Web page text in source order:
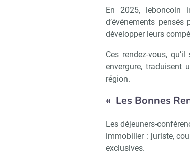
En 2025, leboncoin
d’événements
développer leurs
Ces rendez-vous,
envergure, traduisent
région.
« Les Bonnes
Les déjeuners-
immobilier : juriste,
exclusives.